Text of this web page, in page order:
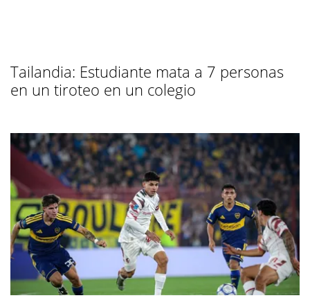
Tailandia: Estudiante mata a 7 personas
en un tiroteo en un colegio